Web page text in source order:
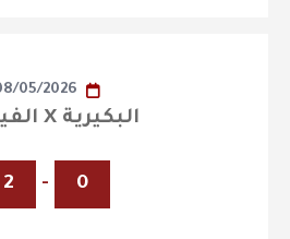
05/2026
البكيرية X الفيصلي
0
-
2